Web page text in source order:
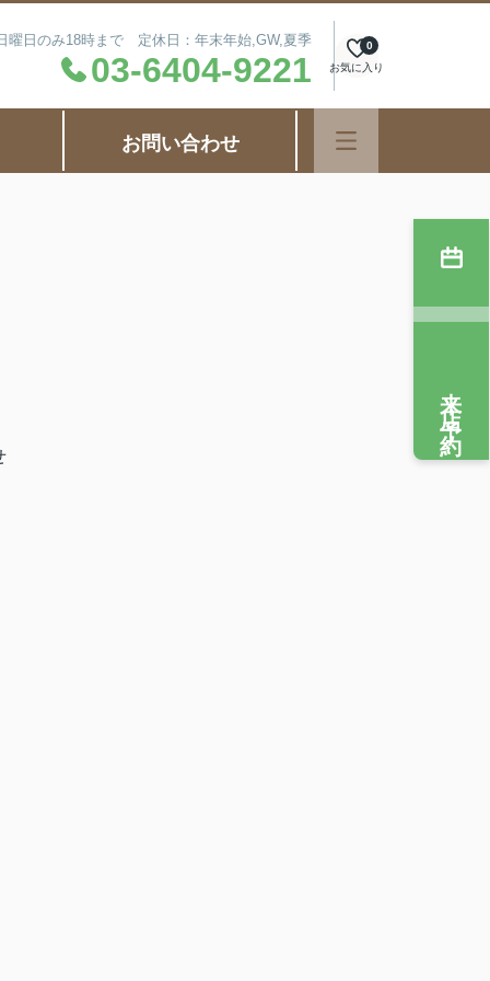
曜日のみ18時まで 定休日：年末年始,GW,夏季
03-6404-9221 お気に入り
0
お問い合わせ
来店予約